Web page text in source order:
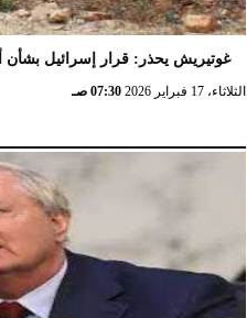
غوتيريش يحذر: قرار إسرائيل
الثلاثاء، 17 فبراير 2026 07:30 صـ